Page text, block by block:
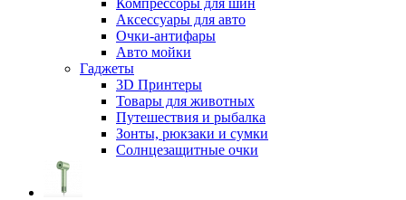
Компрессоры для шин
Аксессуары для авто
Очки-антифары
Авто мойки
Гаджеты
3D Принтеры
Товары для животных
Путешествия и рыбалка
Зонты, рюкзаки и сумки
Солнцезащитные очки